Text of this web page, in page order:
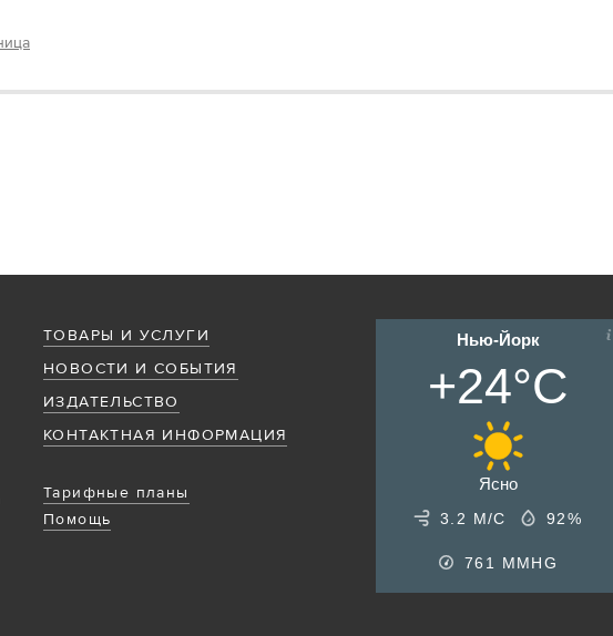
ТОВАРЫ И УСЛУГИ
НОВОСТИ И СОБЫТИЯ
ИЗДАТЕЛЬСТВО
КОНТАКТНАЯ ИНФОРМАЦИЯ
Тарифные планы
Помощь
Нью-Йорк
+24°C
Ясно
3.2 М/С 92%
761 MMHG